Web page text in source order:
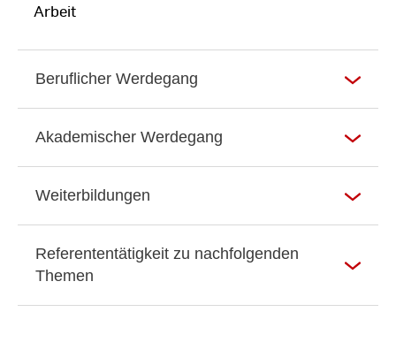
Arbeit
Beruflicher Werdegang
Akademischer Werdegang
Weiterbildungen
Referententätigkeit zu nachfolgenden
Themen